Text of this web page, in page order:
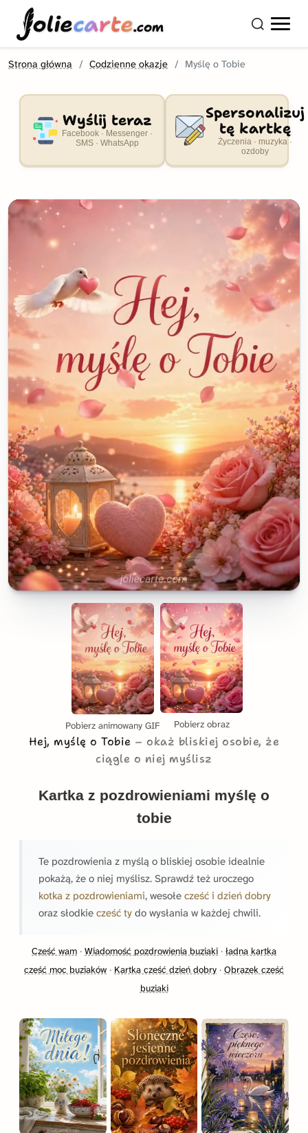
oliecarte.com
Strona główna Codzienne okazje Myślę o Tobie
Wyślij teraz
Facebook · Messenger ·
SMS · WhatsApp
Spersonalizuj
tę kartkę
Życzenia · muzyka ·
ozdoby
Pobierz animowany GIF Pobierz obraz
Hej, myślę o Tobie
okaż bliskiej osobie, że
ciągle o niej myślisz
Kartka z pozdrowieniami myślę o
tobie
Te pozdrowienia z myślą o bliskiej osobie idealnie
pokażą, że o niej myślisz. Sprawdź też uroczego
kotka z pozdrowieniami, wesołe cześć i dzień dobry
oraz słodkie cześć ty do wysłania w każdej chwili.
Cześć wam · Wiadomość pozdrowienia buziaki · ładna kartka
cześć moc buziaków · Kartka cześć dzień dobry · Obrazek cześć
buziaki